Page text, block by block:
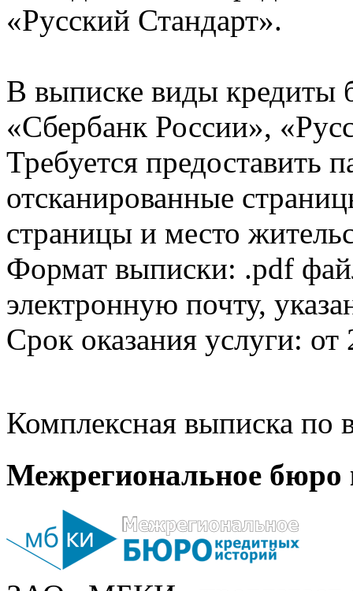
«Русский Стандарт».
В выписке виды кредиты
«Сбербанк России»,
Требуется предоставить
отсканированные
страницы и место
Формат выписки: .pdf
электронную почту,
Срок оказания услуги: от
Комплексная выписка
Межрегиональное бюро